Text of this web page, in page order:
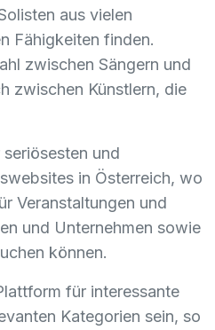
aus vielen
Fähigkeiten finden.
zwischen Sängern und
zwischen Künstlern, die
und
in Österreich, wo
Veranstaltungen und
und Unternehmen sowie
können.
für interessante
Kategorien sein, so